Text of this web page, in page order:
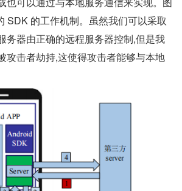
SDK 的工作机制。虽然我们可以采取
务器由正确的远程服务器控制,但是我
攻击者劫持,这使得攻击者能够与本地